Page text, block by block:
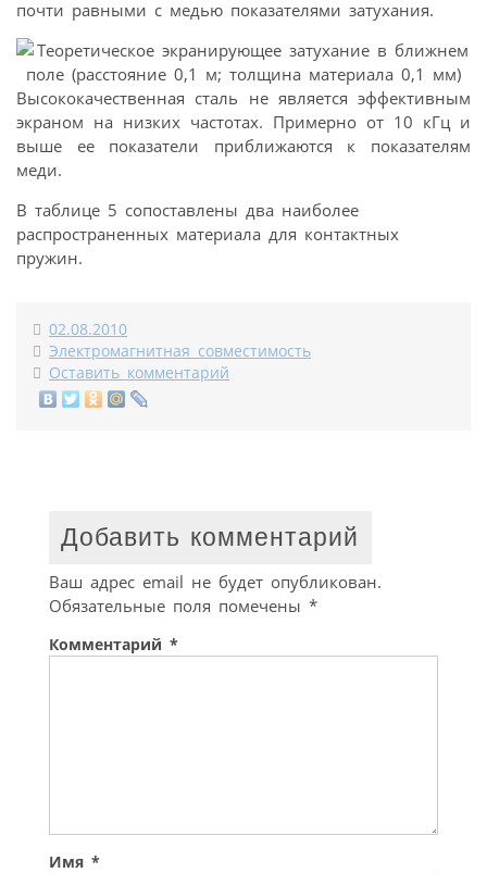
почти равными с медью показателями затухания.
Высококачественная сталь не является эффективным
экраном на низких частотах. Примерно от 10 кГц и
выше ее показатели приближаются к показателям
меди.
В таблице 5 сопоставлены два наиболее
распространенных материала для контактных
пружин.
02.08.2010
Электромагнитная совместимость
Оставить комментарий
Добавить комментарий
Ваш адрес email не будет опубликован.
Обязательные поля помечены *
Комментарий *
Имя *